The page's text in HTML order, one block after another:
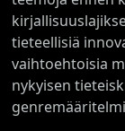
tieteellisiä
vaihtoehtoisia
nykyisen